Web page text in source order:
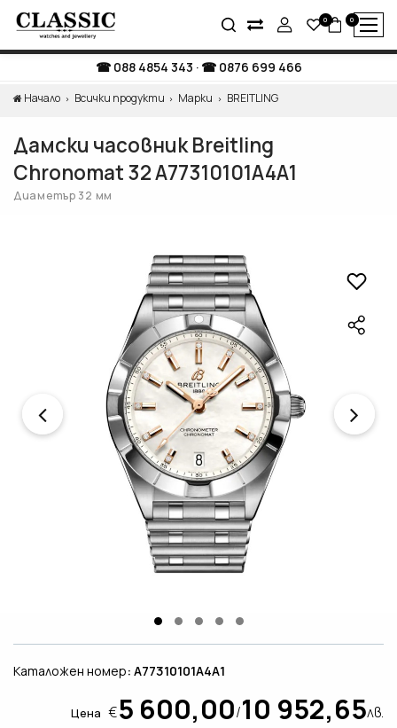
0 0
088 4854 343 · 0876 699 466
Начало Всички продукти Марки BREITLING
Дамски часовник Breitling
Chronomat 32 A77310101A4A1
Диаметър 32 мм
Каталожен номер: A77310101A4A1
Цена €5 600,00/10 952,65лв.